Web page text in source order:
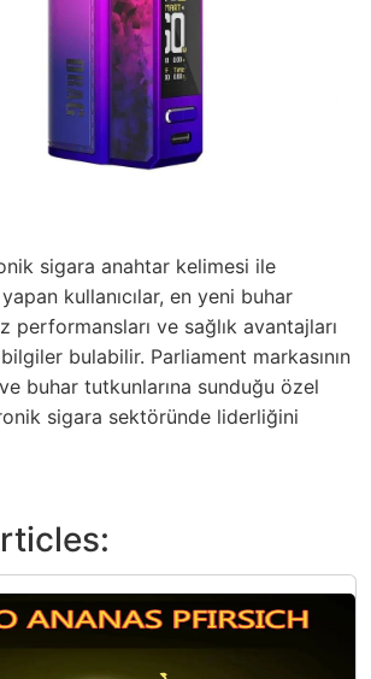
sigara anahtar kelimesi ile
kullanıcılar, en yeni buhar
performansları ve sağlık avantajları
bulabilir. Parliament markasının
buhar tutkunlarına sunduğu özel
sigara sektöründe liderliğini